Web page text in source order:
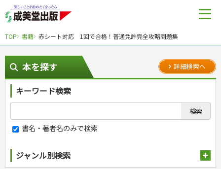
TOP 書籍 赤シート対応 1回で合格！普通免許完全攻略問題集
本を探す 詳細検索へ
キーワード検索
書名・著者名のみで検索
ジャンル別検索